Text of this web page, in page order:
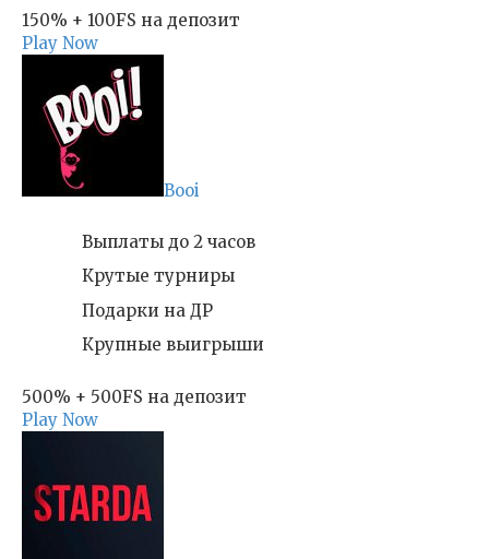
150% + 100FS на депозит
Play Now
Booi
Выплаты до 2 часов
Крутые турниры
Подарки на ДР
Крупные выигрыши
500% + 500FS на депозит
Play Now